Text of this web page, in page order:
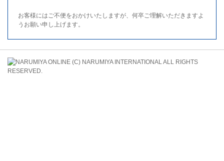
お客様にはご不便をおかけいたしますが、何卒ご理解いただきますよ
うお願い申し上げます。